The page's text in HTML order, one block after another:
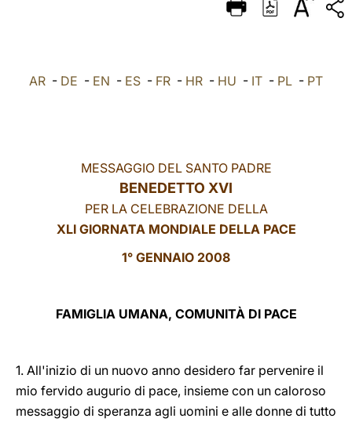
DEUTSCH
العربيّة AR - DE - EN - ES - FR - HR - HU - IT - PL - PT
MESSAGGIO DEL SANTO PADRE
BENEDETTO XVI
PER LA CELEBRAZIONE DELLA
XLI GIORNATA MONDIALE DELLA PACE
1° GENNAIO 2008
FAMIGLIA UMANA, COMUNITÀ DI PACE
1. All'inizio di un nuovo anno desidero far pervenire il
mio fervido augurio di pace, insieme con un caloroso
messaggio di speranza agli uomini e alle donne di tutto